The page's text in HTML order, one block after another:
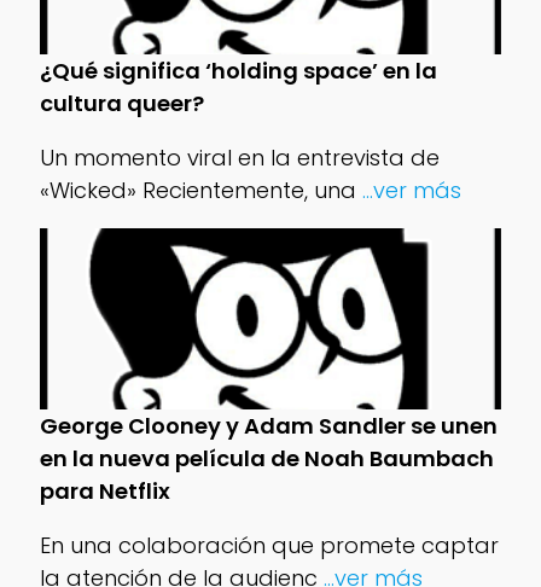
¿Qué significa ‘holding space’ en la
cultura queer?
Un momento viral en la entrevista de
«Wicked» Recientemente, una ...ver más
George Clooney y Adam Sandler se unen
en la nueva película de Noah Baumbach
para Netflix
En una colaboración que promete captar
la atención de la audienc ...ver más